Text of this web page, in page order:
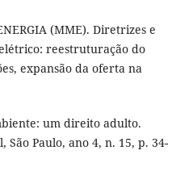
(MME). Diretrizes e
reestruturação do
expansão da oferta na
um direito adulto.
Paulo, ano 4, n. 15, p. 34-